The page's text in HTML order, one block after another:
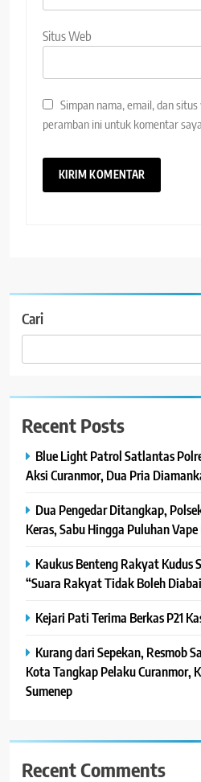
Situs Web
Simpan nama, email, dan
peramban ini untuk komentar
Cari
Recent Posts
Blue Light Patrol Satlantas
Aksi Curanmor, Dua Pria
Dua Pengedar Ditangkap,
Keras, Sabu Hingga Puluhan
Kaukus Benteng Rakyat Kudus
“Suara Rakyat Tidak Boleh
Kejari Pati Terima Berkas P21
Kurang dari Sepekan, Resmob
Kota Tangkap Pelaku Curanmor,
Sumenep
Recent Comments